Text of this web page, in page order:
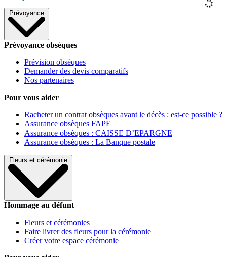
Prévoyance
Prévoyance obsèques
Prévision obsèques
Demander des devis comparatifs
Nos partenaires
Pour vous aider
Racheter un contrat obsèques avant le décès : est-ce possible ?
Assurance obsèques FAPE
Assurance obsèques : CAISSE D’EPARGNE
Assurance obsèques : La Banque postale
Fleurs et cérémonie
Hommage au défunt
Fleurs et cérémonies
Faire livrer des fleurs pour la cérémonie
Créer votre espace cérémonie